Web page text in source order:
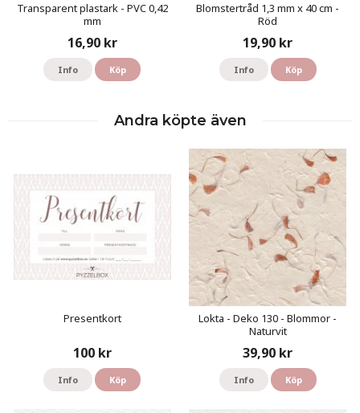
Transparent plastark - PVC 0,42
mm
16,90 kr
Info Köp
Blomstertråd 1,3 mm x 40 cm -
Röd
19,90 kr
Info Köp
Andra köpte även
Presentkort
100 kr
Info Köp
Lokta - Deko 130 - Blommor -
Naturvit
39,90 kr
Info Köp